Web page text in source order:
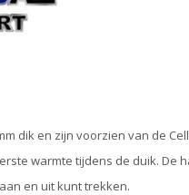
dik en zijn voorzien van de
warmte tijdens de duik. De
en uit kunt trekken.